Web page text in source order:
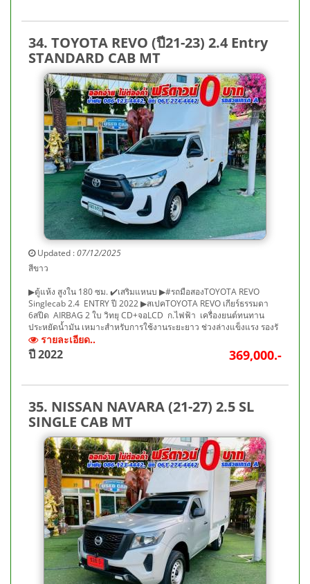
34. TOYOTA REVO (ปี21-23) 2.4 Entry
STANDARD CAB MT
Updated :07/12/2025
สีขาว
▶ตู้แห้ง สูงใน 180 ซม. ✔️เสริมแหนบ ▶#รถมือสองTOYOTA REVO
Singlecab 2.4 ENTRY ปี 2022 ▶สเปคTOYOTA REVO เกียร์ธรรมดา
6สปีด AIRBAG 2 ใบ วิทยุ CD+จอLCD ก.ไฟฟ้า เครื่องยนต์ทนทาน
ประหยัดน้ำมัน เหมาะสำหรับการใช้งานระยะยาว ช่วงล่างแข็งแรง รองรั
รายละเอียด..
ปี 2022 369,000.-
35. NISSAN NAVARA (21-27) 2.5 SL
SINGLE CAB MT